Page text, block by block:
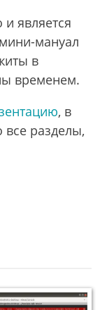
является
мануал
в
временем.
, в
все разделы,